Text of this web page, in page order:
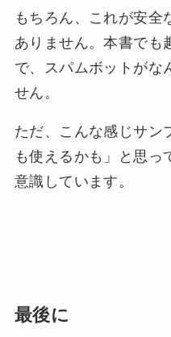
もちろん、これが安全
ありません。本書でも
で、スパムボットがな
せん。
ただ、こんな感じサン
も使えるかも」と思っ
意識しています。
最後に